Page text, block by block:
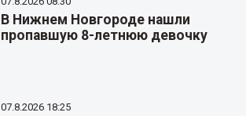
В Нижнем Новгороде нашли
пропавшую 8-летнюю девочку
07.8.2026 18:25